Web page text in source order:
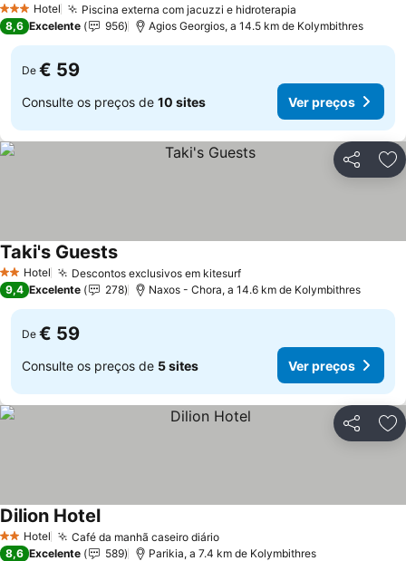
3 EstrelasHotel Piscina externa com jacuzzi e hidroterapia
8,6 Excelente 956 Agios Georgios, a 14.5 km de Kolymbithres
De € 59
Consulte os preços de 10 sites Ver preços
Partilhar
2 Estrelas
Hotel Descontos exclusivos em kitesurf
Taki's Guests
9,4 Excelente 278 Naxos - Chora, a 14.6 km de Kolymbithres
De € 59
Consulte os preços de 5 sites Ver preços
Partilhar
2 Estrelas
Hotel Café da manhã caseiro diário
Dilion Hotel
8,6 Excelente 589 Parikia, a 7.4 km de Kolymbithres